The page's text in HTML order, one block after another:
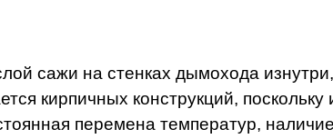
сажи на стенках дымохода
кирпичных конструкций, поскольку
перемена температур,